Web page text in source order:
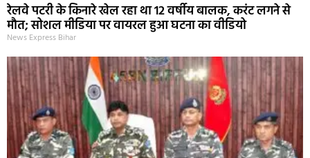
रेलवे पटरी के किनारे खेल रहा था 12 वर्षीय बालक, करंट लगने से
मौत; सोशल मीडिया पर वायरल हुआ घटना का वीडियो
News Express Bihar